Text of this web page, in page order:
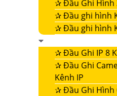
✰Đầu Ghi Hình
✰Đầu ghi hình
✰Đầu ghi hình
✰Đầu Ghi IP 8
✰Đầu Ghi
Kênh IP
✰Đầu Ghi Hình